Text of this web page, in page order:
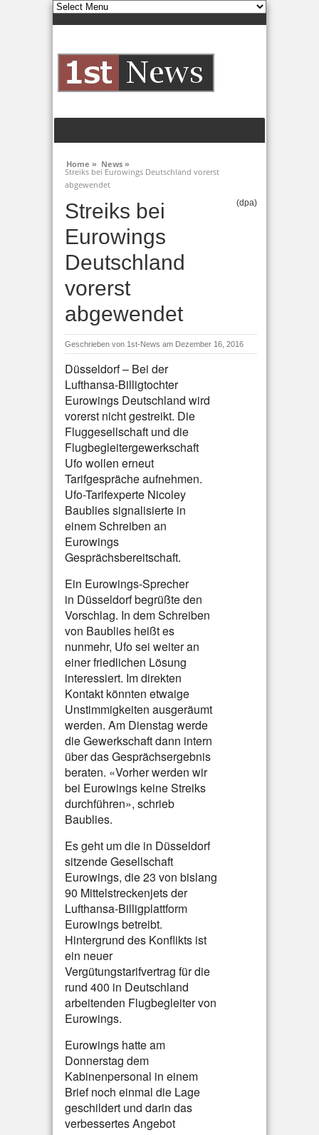
Home » News »
Streiks bei Eurowings Deutschland vorerst
abgewendet
Streiks bei
Eurowings
Deutschland
vorerst
abgewendet
(dpa)
Geschrieben von 1st-News am Dezember 16, 2016
Düsseldorf – Bei der
Lufthansa-Billigtochter
Eurowings Deutschland wird
vorerst nicht gestreikt. Die
Fluggesellschaft und die
Flugbegleitergewerkschaft
Ufo wollen erneut
Tarifgespräche aufnehmen.
Ufo-Tarifexperte Nicoley
Baublies signalisierte in
einem Schreiben an
Eurowings
Gesprächsbereitschaft.
Ein Eurowings-Sprecher
in Düsseldorf begrüßte den
Vorschlag. In dem Schreiben
von Baublies heißt es
nunmehr, Ufo sei weiter an
einer friedlichen Lösung
interessiert. Im direkten
Kontakt könnten etwaige
Unstimmigkeiten ausgeräumt
werden. Am Dienstag werde
die Gewerkschaft dann intern
über das Gesprächsergebnis
beraten. «Vorher werden wir
bei Eurowings keine Streiks
durchführen», schrieb
Baublies.
Es geht um die in Düsseldorf
sitzende Gesellschaft
Eurowings, die 23 von bislang
90 Mittelstreckenjets der
Lufthansa-Billigplattform
Eurowings betreibt.
Hintergrund des Konflikts ist
ein neuer
Vergütungstarifvertrag für die
rund 400 in Deutschland
arbeitenden Flugbegleiter von
Eurowings.
Eurowings hatte am
Donnerstag dem
Kabinenpersonal in einem
Brief noch einmal die Lage
geschildert und darin das
verbessertes Angebot